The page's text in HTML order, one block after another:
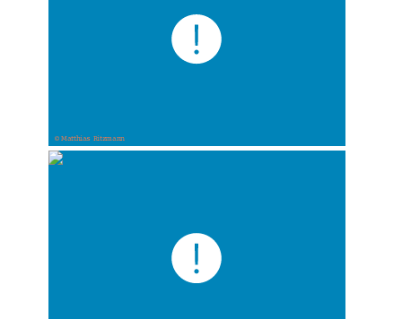
© Matthias Ritzmann